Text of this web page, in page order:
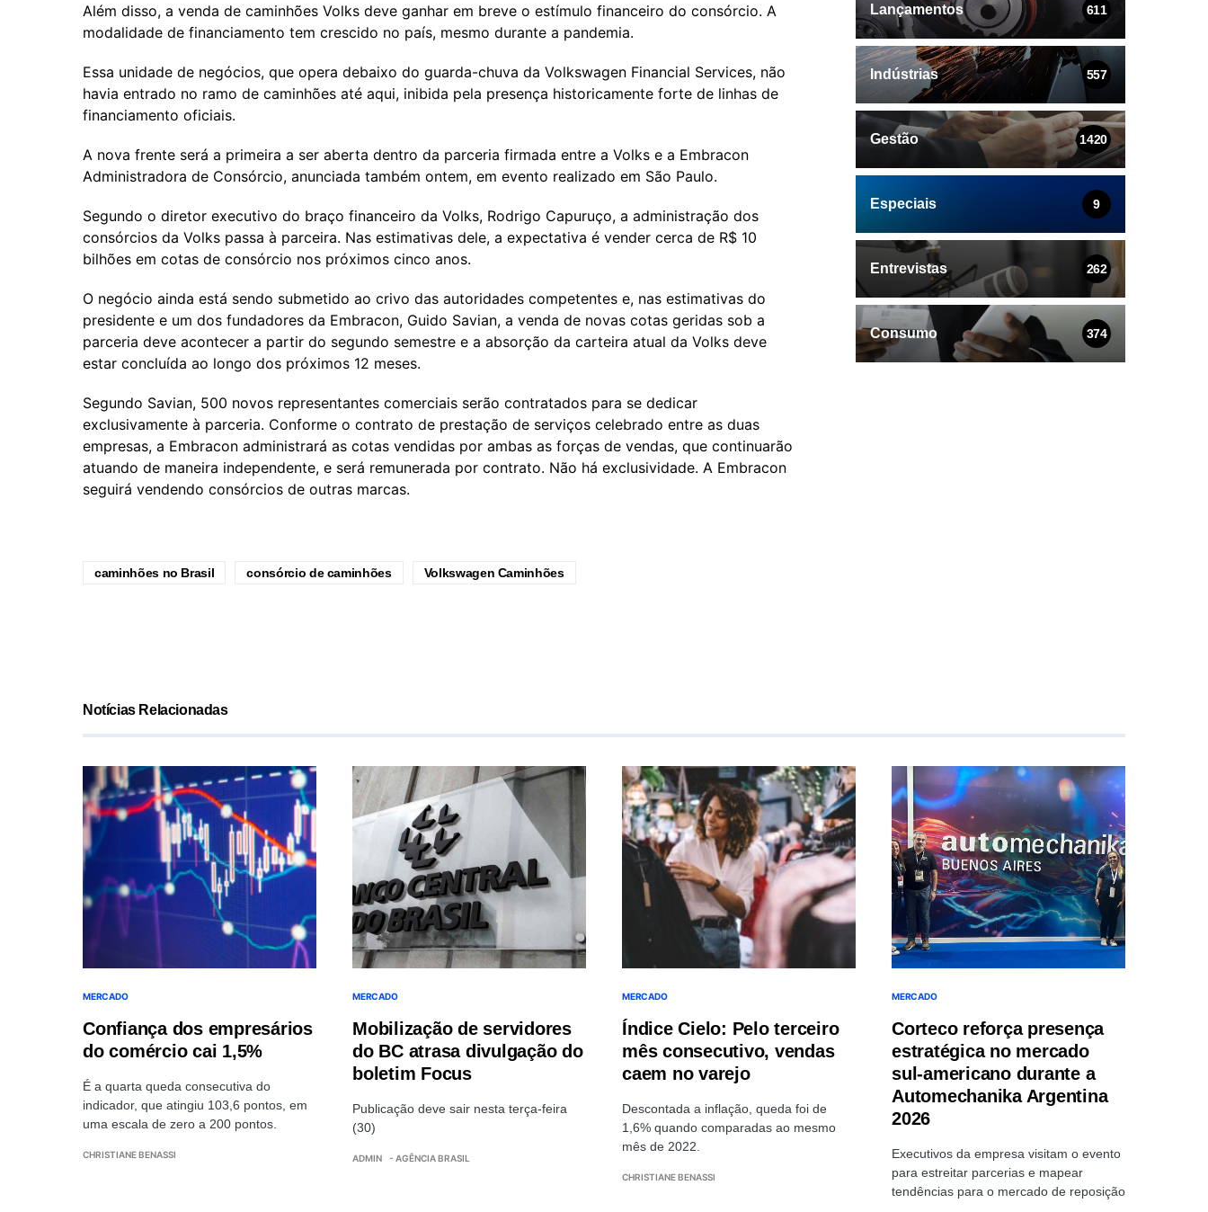
Além disso, a venda de caminhões Volks deve ganhar em breve o estímulo financeiro do consórcio. A
modalidade de financiamento tem crescido no país, mesmo durante a pandemia.
Essa unidade de negócios, que opera debaixo do guarda-chuva da Volkswagen Financial Services, não
havia entrado no ramo de caminhões até aqui, inibida pela presença historicamente forte de linhas de
financiamento oficiais.
A nova frente será a primeira a ser aberta dentro da parceria firmada entre a Volks e a Embracon
Administradora de Consórcio, anunciada também ontem, em evento realizado em São Paulo.
Segundo o diretor executivo do braço financeiro da Volks, Rodrigo Capuruço, a administração dos
consórcios da Volks passa à parceira. Nas estimativas dele, a expectativa é vender cerca de R$ 10
bilhões em cotas de consórcio nos próximos cinco anos.
O negócio ainda está sendo submetido ao crivo das autoridades competentes e, nas estimativas do
presidente e um dos fundadores da Embracon, Guido Savian, a venda de novas cotas geridas sob a
parceria deve acontecer a partir do segundo semestre e a absorção da carteira atual da Volks deve
estar concluída ao longo dos próximos 12 meses.
Segundo Savian, 500 novos representantes comerciais serão contratados para se dedicar
exclusivamente à parceria. Conforme o contrato de prestação de serviços celebrado entre as duas
empresas, a Embracon administrará as cotas vendidas por ambas as forças de vendas, que continuarão
atuando de maneira independente, e será remunerada por contrato. Não há exclusividade. A Embracon
seguirá vendendo consórcios de outras marcas.
caminhões no Brasil consórcio de caminhões Volkswagen Caminhões
Lançamentos 611
Indústrias 557
Gestão 1420
Especiais 9
Entrevistas 262
Consumo 374
Notícias Relacionadas
MERCADO
Confiança dos empresários
do comércio cai 1,5%
É a quarta queda consecutiva do
indicador, que atingiu 103,6 pontos, em
uma escala de zero a 200 pontos.
CHRISTIANE BENASSI
MERCADO
Mobilização de servidores
do BC atrasa divulgação do
boletim Focus
Publicação deve sair nesta terça-feira
(30)
ADMIN - AGÊNCIA BRASIL
MERCADO
Índice Cielo: Pelo terceiro
mês consecutivo, vendas
caem no varejo
Descontada a inflação, queda foi de
1,6% quando comparadas ao mesmo
mês de 2022.
CHRISTIANE BENASSI
MERCADO
Corteco reforça presença
estratégica no mercado
sul-americano durante a
Automechanika Argentina
2026
Executivos da empresa visitam o evento
para estreitar parcerias e mapear
tendências para o mercado de reposição